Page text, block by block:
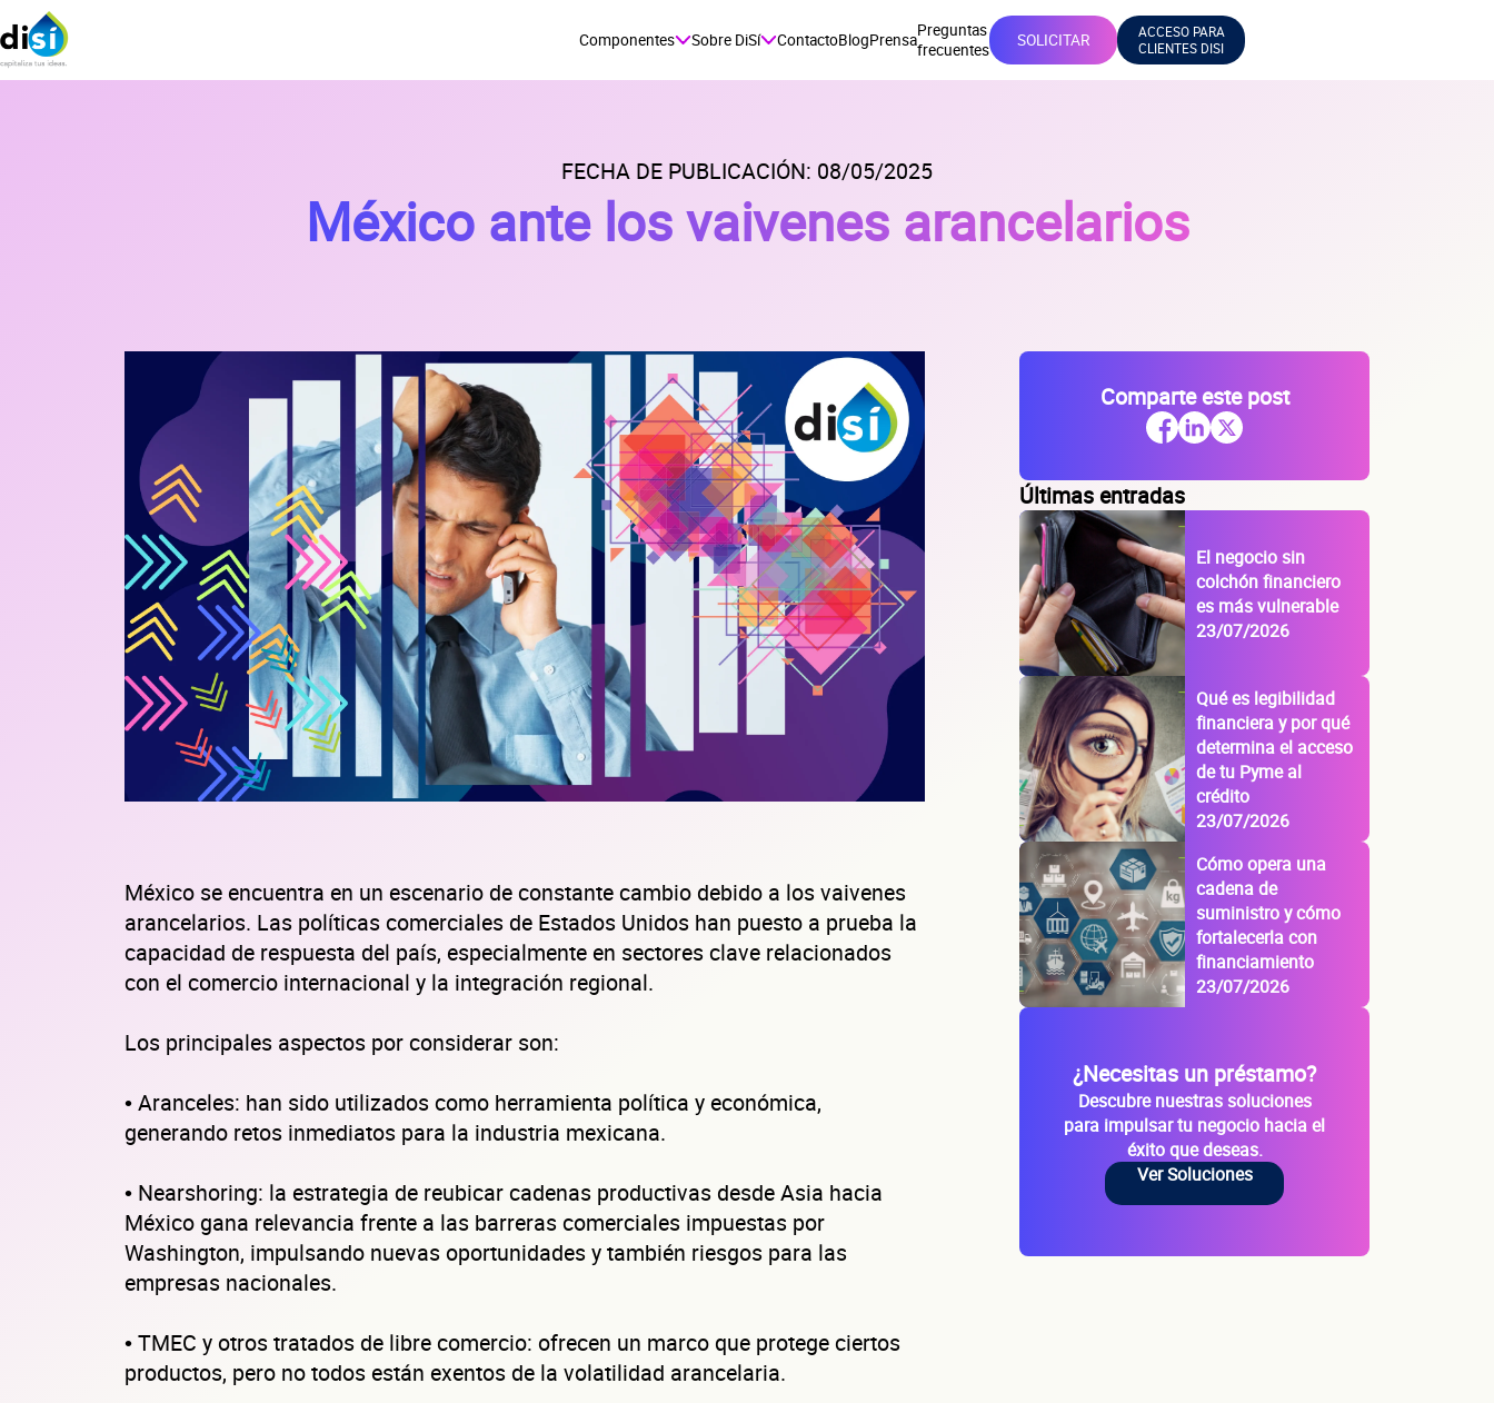
Componentes Sobre DiSí ContactoBlogPrensaPreguntas
frecuentes
SOLICITAR
ACCESO PARA
CLIENTES DISI
FECHA DE PUBLICACIÓN: 08/05/2025
México ante los vaivenes arancelarios
México se encuentra en un escenario de constante cambio debido a los vaivenes
arancelarios. Las políticas comerciales de Estados Unidos han puesto a prueba la
capacidad de respuesta del país, especialmente en sectores clave relacionados
con el comercio internacional y la integración regional.
Los principales aspectos por considerar son:
• Aranceles: han sido utilizados como herramienta política y económica,
generando retos inmediatos para la industria mexicana.
• Nearshoring: la estrategia de reubicar cadenas productivas desde Asia hacia
México gana relevancia frente a las barreras comerciales impuestas por
Washington, impulsando nuevas oportunidades y también riesgos para las
empresas nacionales.
• TMEC y otros tratados de libre comercio: ofrecen un marco que protege ciertos
productos, pero no todos están exentos de la volatilidad arancelaria.
Comparte este post
Últimas entradas
El negocio sin
colchón financiero
es más vulnerable
23/07/2026
Qué es legibilidad
financiera y por qué
determina el acceso
de tu Pyme al
crédito
23/07/2026
Cómo opera una
cadena de
suministro y cómo
fortalecerla con
financiamiento
23/07/2026
¿Necesitas un préstamo?
Descubre nuestras soluciones
para impulsar tu negocio hacia el
éxito que deseas.
Ver Soluciones